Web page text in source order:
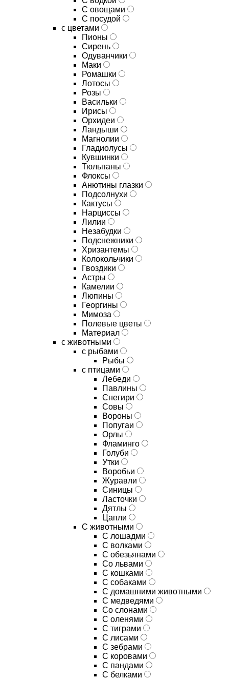
C овощами
C посудой
с цветами
Пионы
Сирень
Одуванчики
Маки
Ромашки
Лотосы
Розы
Васильки
Ирисы
Орхидеи
Ландыши
Магнолии
Гладиолусы
Кувшинки
Тюльпаны
Флоксы
Анютины глазки
Подсолнухи
Кактусы
Нарциссы
Лилии
Незабудки
Подснежники
Хризантемы
Колокольчики
Гвоздики
Астры
Камелии
Люпины
Георгины
Мимоза
Полевые цветы
Материал
с животными
с рыбами
Рыбы
с птицами
Лебеди
Павлины
Снегири
Совы
Вороны
Попугаи
Орлы
Фламинго
Голуби
Утки
Воробьи
Журавли
Синицы
Ласточки
Дятлы
Цапли
С животными
С лошадми
С волками
С обезьянами
Со львами
С кошками
С собаками
С домашними животными
С медведями
Со слонами
С оленями
С тиграми
С лисами
С зебрами
С коровами
С пандами
С белками